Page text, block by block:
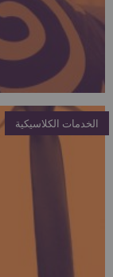
الخدمات الكلاسيكية